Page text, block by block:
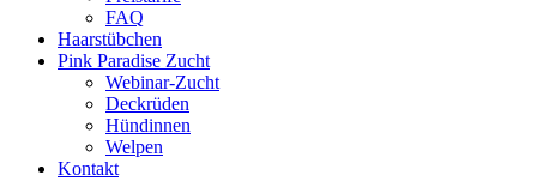
FAQ
Haarstübchen
Pink Paradise Zucht
Webinar-Zucht
Deckrüden
Hündinnen
Welpen
Kontakt